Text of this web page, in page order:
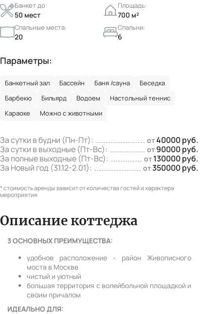
Банкет до:
50 мест
Площадь:
700 м²
Спальные места:
20
Спальни:
6
Параметры:
Банкетный зал Бассейн Баня /сауна
Беседка
Барбекю
Бильярд Водоем
Настольный теннис
Караоке
Можно с животными
За сутки в будни (Пн-Пт): от40000 руб.
За сутки в выходные (Пт-Вс):
от 90000 руб.
За полные выходные (Пт-Вс):
от 130000 руб.
За Новый год (31.12-2.01):
от350000 руб.
* стоимость аренды зависит от количества гостей и характера
мероприятия
Описание коттеджа
3 ОСНОВНЫХ ПРЕИМУЩЕСТВА:
удобное расположение - район Живописного
моста в Москве
чистый и уютный
большая территория с волейбольной площадкой и
своим причалом
ИДЕАЛЬНО ДЛЯ: